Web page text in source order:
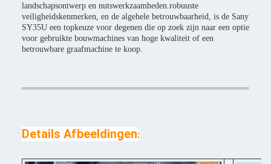
landschapsontwerp en nutswerkzaamheden.robuuste
veiligheidskenmerken, en de algehele betrouwbaarheid, is de Sany
SY35U een topkeuze voor degenen die op zoek zijn naar een optie
voor gebruikte bouwmachines van hoge kwaliteit of een
betrouwbare graafmachine te koop.
Details Afbeeldingen: